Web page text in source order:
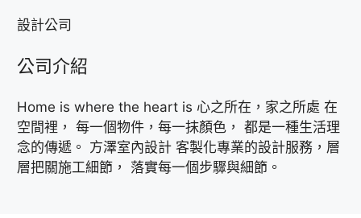
設計公司
公司介紹
Home is where the heart is 心之所在，家之所處 在
空間裡， 每一個物件，每一抹顏色， 都是一種生活理
念的傳遞。 方澤室內設計 客製化專業的設計服務，層
層把關施工細節， 落實每一個步驟與細節。